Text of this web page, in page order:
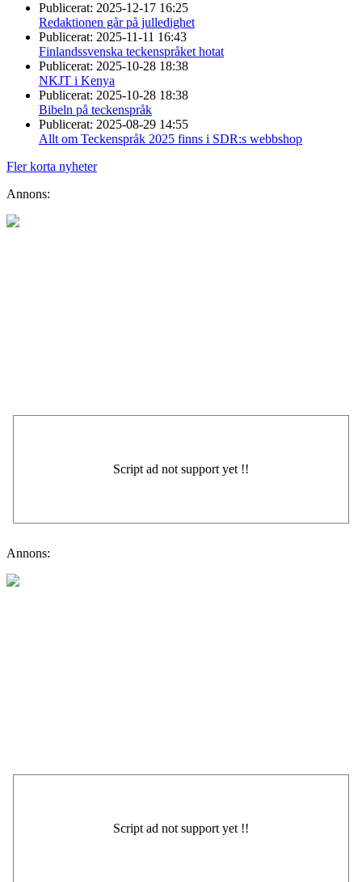
Publicerat: 2025-12-17 16:25
Redaktionen går på julledighet
Publicerat: 2025-11-11 16:43
Finlandssvenska teckenspråket hotat
Publicerat: 2025-10-28 18:38
NKJT i Kenya
Publicerat: 2025-10-28 18:38
Bibeln på teckenspråk
Publicerat: 2025-08-29 14:55
Allt om Teckenspråk 2025 finns i SDR:s webbshop
Fler korta nyheter
Annons:
Annons: